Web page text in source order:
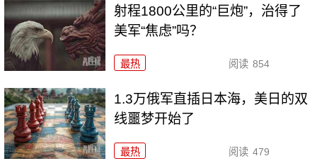
射程1800公里的“巨炮”，治得了
美军“焦虑”吗？
最热 阅读 854
1.3万俄军直插日本海，美日的双
线噩梦开始了
最热 阅读 479